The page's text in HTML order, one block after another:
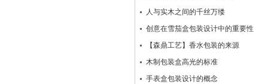
人与实木之间的千丝万缕
创意在雪茄盒包装设计中的重要性
【森鼎工艺】香水包装的来源
木制包装盒高光的标准
手表盒包装设计的概念